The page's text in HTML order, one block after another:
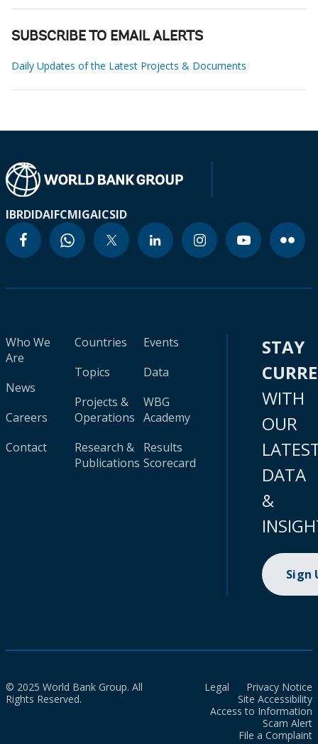
SUBSCRIBE TO EMAIL ALERTS
Daily Updates of the Latest Projects & Documents
IBRDIDAIFCMIGAICSID
Who We
Are
News
Careers
Contact
Countries
Topics
Projects &
Operations
Research &
Publications
Events
Data
WBG
Academy
Results
Scorecard
STAY
WITH
OUR
DATA
&
Sign
© 2025 World Bank Group. All
Rights Reserved.
Legal
Privacy Notice
Site Accessibility
Access to Information
Scam Alert
File a Complaint